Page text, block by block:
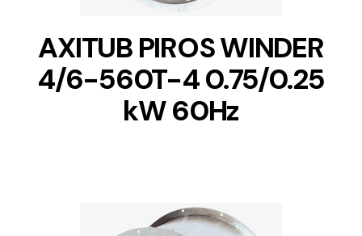
AXITUB PIROS WINDER
4/6-560T-4 0.75/0.25
kW 60Hz